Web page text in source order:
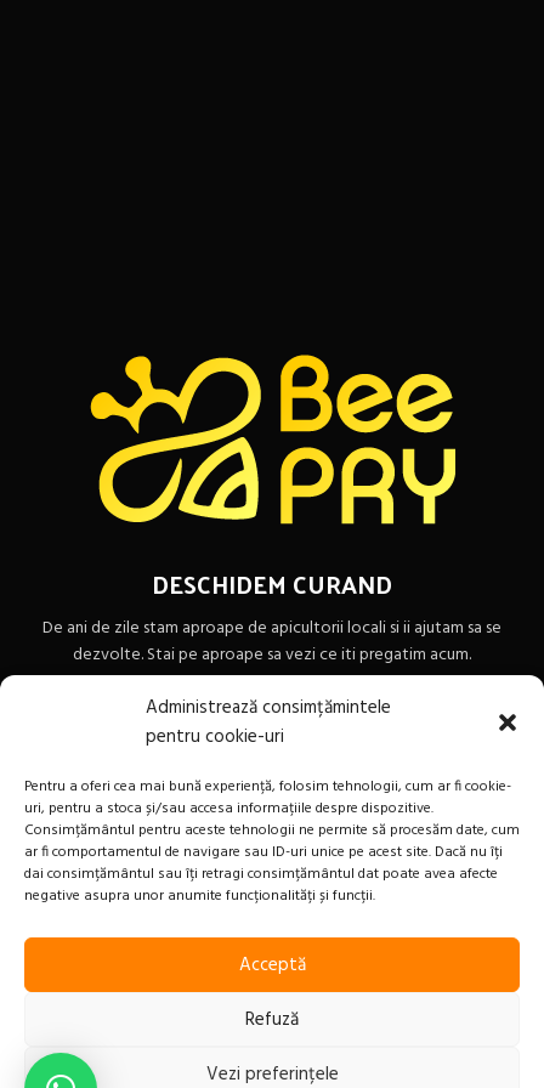
Administrează consimțămintele
pentru cookie-uri
Pentru a oferi cea mai bună experiență, folosim tehnologii, cum ar fi cookie-
uri, pentru a stoca și/sau accesa informațiile despre dispozitive.
Consimțământul pentru aceste tehnologii ne permite să procesăm date, cum
ar fi comportamentul de navigare sau ID-uri unice pe acest site. Dacă nu îți
dai consimțământul sau îți retragi consimțământul dat poate avea afecte
negative asupra unor anumite funcționalități și funcții.
Acceptă
Refuză
Vezi preferințele
DESCHIDEM CURAND
De ani de zile stam aproape de apicultorii locali si ii ajutam sa se
dezvolte. Stai pe aproape sa vezi ce iti pregatim acum.
0 00